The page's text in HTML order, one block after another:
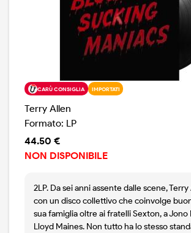
CARÙ CONSIGLIA IMPORTATI
Terry Allen
Formato: LP
44.50 €
NON DISPONIBILE
2LP. Da sei anni assente dalle scene,
con un disco collettivo che coinvolge
sua famiglia oltre ai fratelli Sexton, a Jono
Lloyd Maines. Non tutto ha lo stesso